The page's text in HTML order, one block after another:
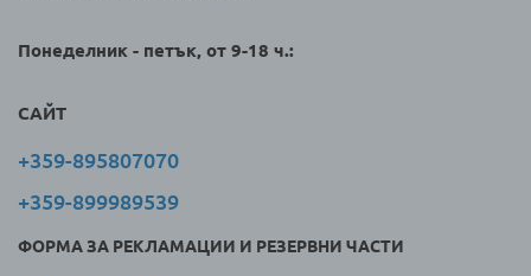
Понеделник - петък, от 9-18 ч.:
САЙТ
+359-895807070
+359-899989539
ФОРМА ЗА РЕКЛАМАЦИИ И РЕЗЕРВНИ ЧАСТИ